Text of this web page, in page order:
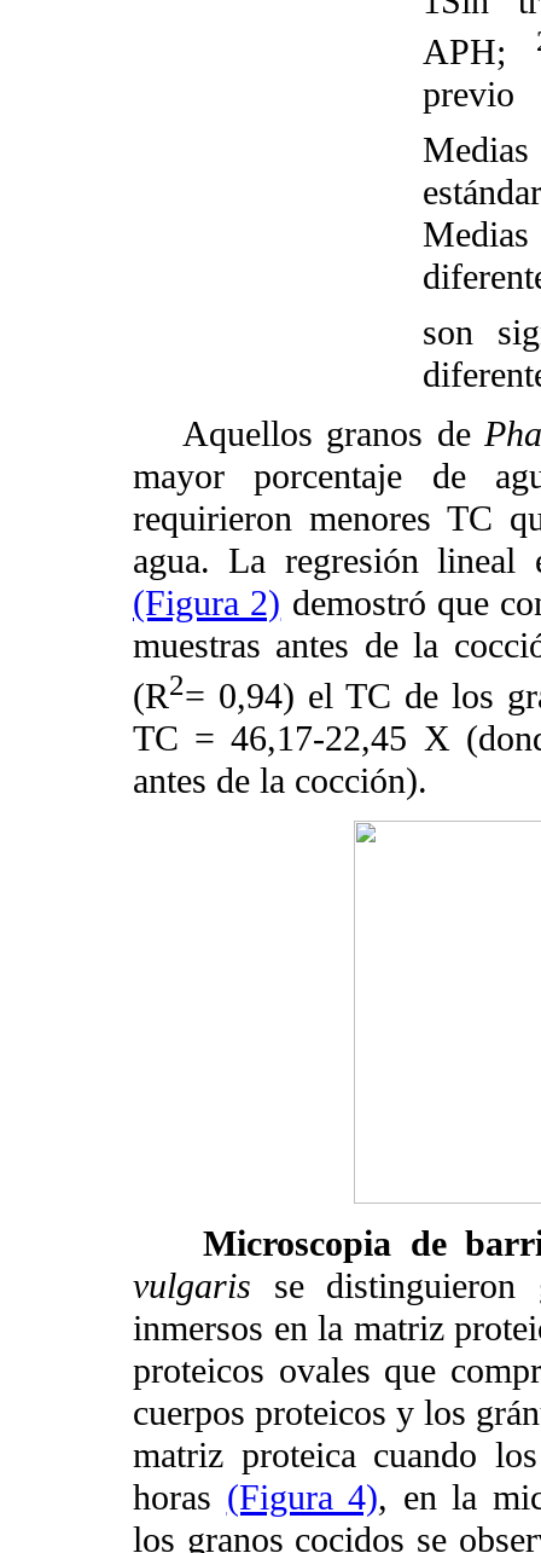
APH;
previo
son
Aquellos granos de
mayor porcentaje de
requirieron menores TC
agua. La regresión
(Figura 2) demostró que
muestras antes de la
(R2= 0,94) el TC de los
TC = 46,17-22,45 X
antes de la cocción).
Microscopia de
vulgaris se distinguieron
inmersos en la matriz
proteicos ovales que
cuerpos proteicos y los
matriz proteica cuando
horas (Figura 4), en la
los granos cocidos se